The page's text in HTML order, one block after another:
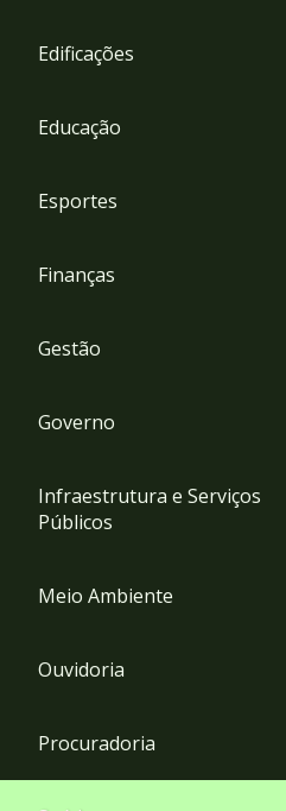
Edificações
Educação
Esportes
Finanças
Gestão
Governo
Infraestrutura e Serviços
Públicos
Meio Ambiente
Ouvidoria
Procuradoria